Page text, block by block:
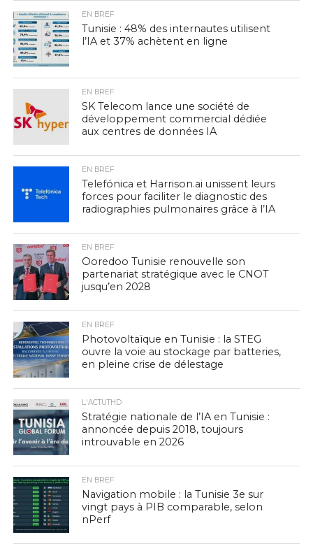
EN BREF
Tunisie : 48% des internautes utilisent
l’IA et 37% achètent en ligne
EN BREF
SK Telecom lance une société de
développement commercial dédiée
aux centres de données IA
EN BREF
Telefónica et Harrison.ai unissent leurs
forces pour faciliter le diagnostic des
radiographies pulmonaires grâce à l’IA
EN BREF
Ooredoo Tunisie renouvelle son
partenariat stratégique avec le CNOT
jusqu’en 2028
EN BREF
Photovoltaïque en Tunisie : la STEG
ouvre la voie au stockage par batteries,
en pleine crise de délestage
L'ACTUTHD
Stratégie nationale de l’IA en Tunisie :
annoncée depuis 2018, toujours
introuvable en 2026
EN BREF
Navigation mobile : la Tunisie 3e sur
vingt pays à PIB comparable, selon
nPerf